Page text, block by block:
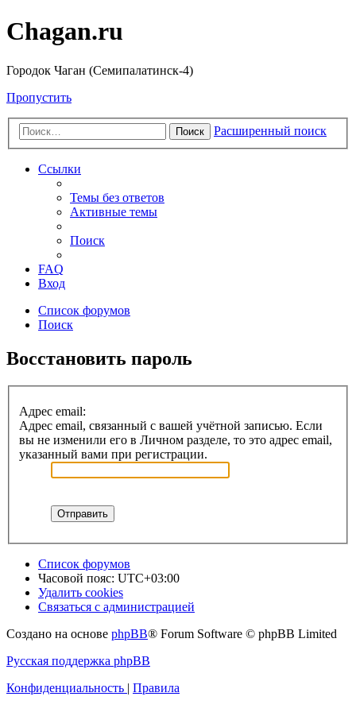
Chagan.ru
Городок Чаган (Семипалатинск-4)
Пропустить
Поиск Расширенный поиск
Ссылки
Темы без ответов
Активные темы
Поиск
FAQ
Вход
Список форумов
Поиск
Восстановить пароль
Адрес email:
Адрес email, связанный с вашей учётной записью. Если
вы не изменили его в Личном разделе, то это адрес email,
указанный вами при регистрации.
Список форумов
Часовой пояс: UTC+03:00
Удалить cookies
Связаться с администрацией
Создано на основе phpBB® Forum Software © phpBB Limited
Русская поддержка phpBB
Конфиденциальность | Правила